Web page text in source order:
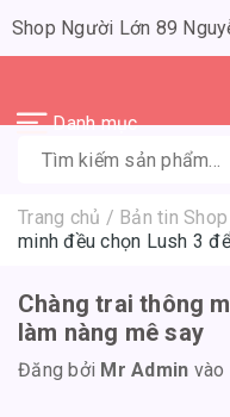
Shop Người Lớn 89
Danh mục
Trang chủ / Bản tin
minh đều chọn Lush 3
Chàng trai thông
làm nàng mê say
Đăng bởi Mr Admin